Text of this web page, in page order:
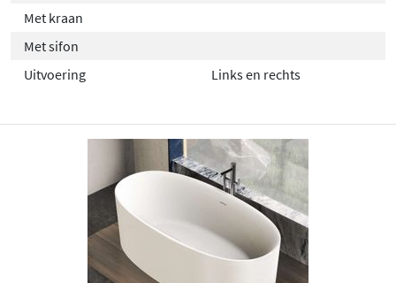
Met kraan
Met sifon
Uitvoering
Links en rechts